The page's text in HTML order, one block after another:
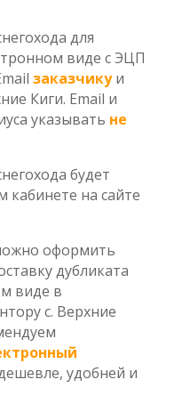
для
виде с ЭЦП
заказчикуи
Киги. Email и
указывать не
будет
кабинете на сайте
оформить
дубликата
виде в
с. Верхние
удобней и